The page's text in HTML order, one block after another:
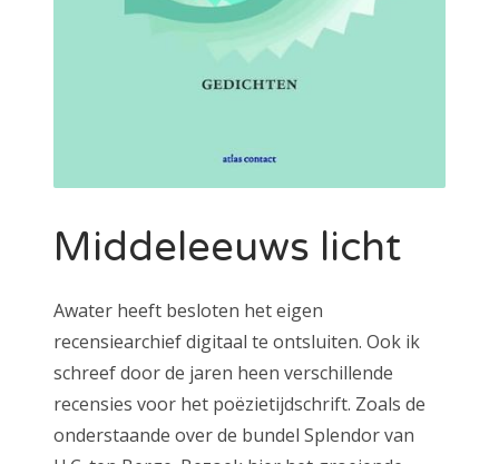
Middeleeuws licht
Awater heeft besloten het eigen
recensiearchief digitaal te ontsluiten. Ook ik
schreef door de jaren heen verschillende
recensies voor het poëzietijdschrift. Zoals de
onderstaande over de bundel Splendor van